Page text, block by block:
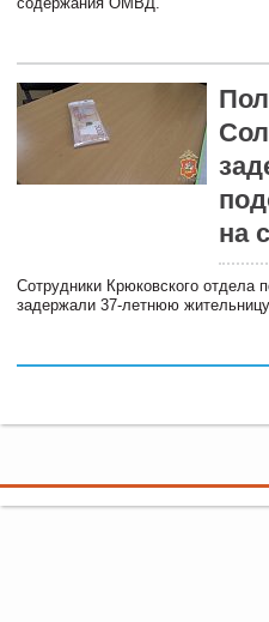
на
Сотрудники Крюковского отдела
задержали 37-летнюю